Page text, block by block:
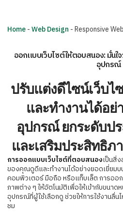
Home-Web Design -Responsive
ออกแบบเว็บไซต์ให้ตอบสนอง: มั่น
อุปกรณ์
ปรับแต่งดีไซน์เว็บ
และทำงานได้อย่
อุปกรณ์ ยกระดับป
และเสริมประสิทธิภ
การออกแบบเว็บไซต์ที่ตอบสนองเป็นสิ่
ของคุณดูดีและทำงานได้อย่างยอดเยี่ยมบ
คอมพิวเตอร์ มือถือ หรือแท็บเล็ต การออ
ภาพต่าง ๆ ให้อัตโนมัติเพื่อให้เข้ากับขนาด
อุปกรณ์ที่ผู้ใช้เลือกดู ช่วยให้การใช้งานลื่น
ชม